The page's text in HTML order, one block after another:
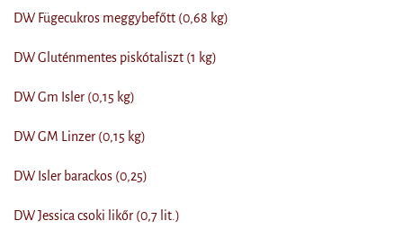
DW Fügecukros meggybefőtt (0,68 kg)
DW Gluténmentes piskótaliszt (1 kg)
DW Gm Isler (0,15 kg)
DW GM Linzer (0,15 kg)
DW Isler barackos (0,25)
DW Jessica csoki likőr (0,7 lit.)